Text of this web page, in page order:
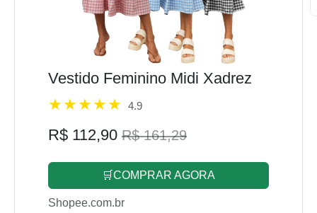
Vestido Feminino Midi Xadrez
4.9
R$ 112,90 R$ 161,29
🛒COMPRAR AGORA
Shopee.com.br